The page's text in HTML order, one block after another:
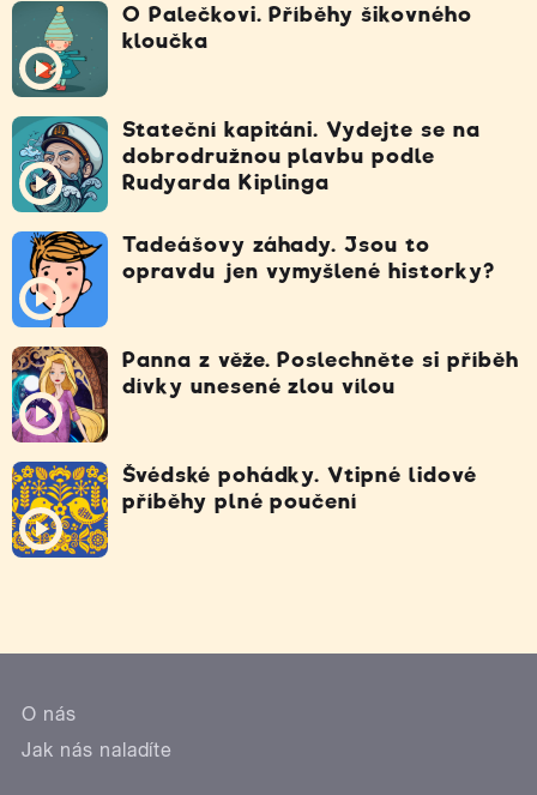
O Palečkovi. Příběhy šikovného
kloučka
Stateční kapitáni. Vydejte se na
dobrodružnou plavbu podle
Rudyarda Kiplinga
Tadeášovy záhady. Jsou to
opravdu jen vymyšlené historky?
Panna z věže. Poslechněte si příběh
dívky unesené zlou vílou
Švédské pohádky. Vtipné lidové
příběhy plné poučení
O nás
Jak nás naladíte